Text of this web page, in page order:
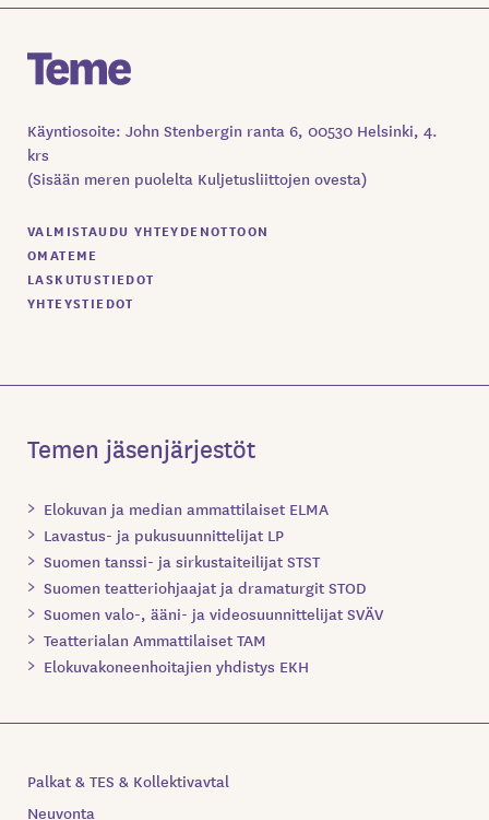
Käyntiosoite: John Stenbergin ranta 6, 00530 Helsinki, 4.
krs
(Sisään meren puolelta Kuljetusliittojen ovesta)
VALMISTAUDU YHTEYDENOTTOON
OMATEME
LASKUTUSTIEDOT
YHTEYSTIEDOT
Temen jäsenjärjestöt
Elokuvan ja median ammattilaiset ELMA
Lavastus- ja pukusuunnittelijat LP
Suomen tanssi- ja sirkustaiteilijat STST
Suomen teatteriohjaajat ja dramaturgit STOD
Suomen valo-, ääni- ja videosuunnittelijat SVÄV
Teatterialan Ammattilaiset TAM
Elokuvakoneenhoitajien yhdistys EKH
Palkat & TES & Kollektivavtal
Neuvonta